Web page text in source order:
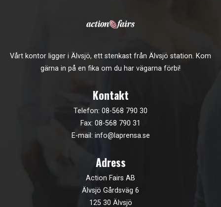
Vårt kontor ligger i Älvsjö, ett stenkast från Älvsjö station. Kom
gärna in på en fika om du har vägarna förbi!
Kontakt
Telefon: 08-568 790 30
Fax: 08-568 790 31
E-mail: info@laprensa.se
Adress
Action Fairs AB
Älvsjö Gårdsväg 6
125 30 Älvsjö